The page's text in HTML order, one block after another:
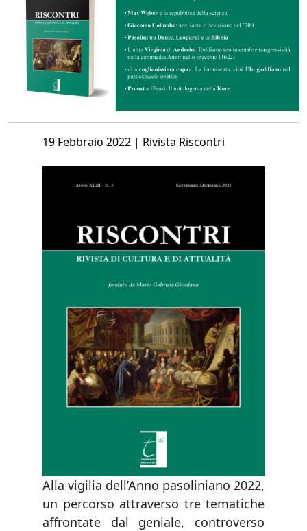
Posted
19 Febbraio 2022 | Rivista Riscontri
Alla vigilia dell’Anno pasoliniano 2022,
un percorso attraverso tre tematiche
affrontate dal geniale, controverso